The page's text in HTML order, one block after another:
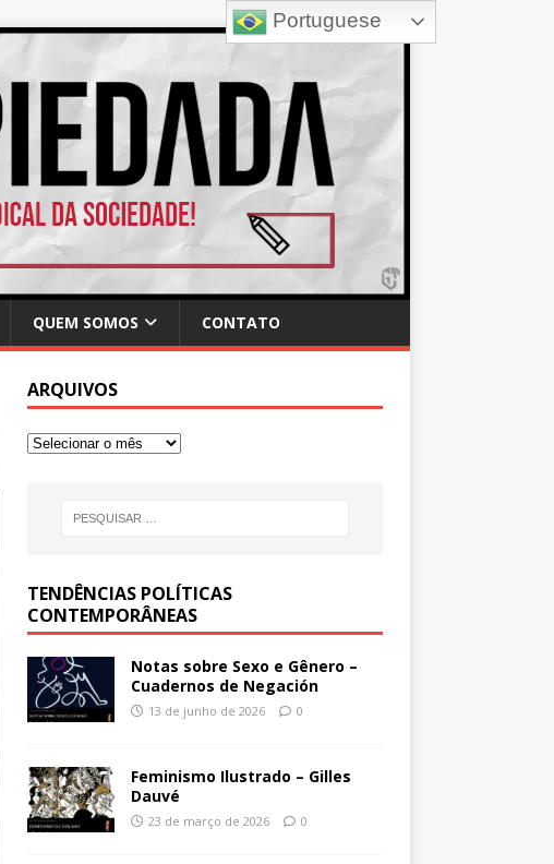
QUEM SOMOS CONTATO
ARQUIVOS
TENDÊNCIAS POLÍTICAS
CONTEMPORÂNEAS
Notas sobre Sexo e Gênero –
Cuadernos de Negación
13 de junho de 2026 0
Feminismo Ilustrado – Gilles
Dauvé
23 de março de 2026 0
Portuguese